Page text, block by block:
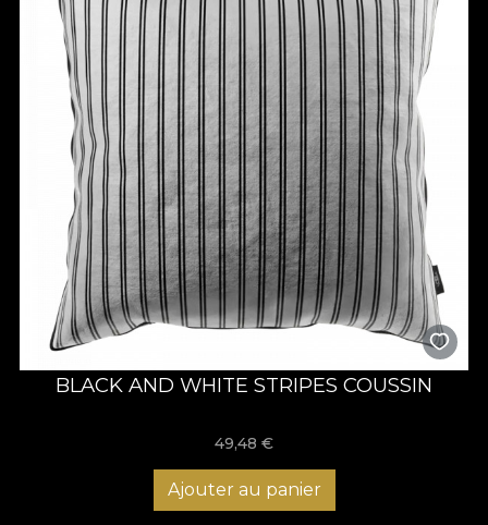
BLACK AND WHITE STRIPES COUSSIN
49,48 €
Ajouter au panier